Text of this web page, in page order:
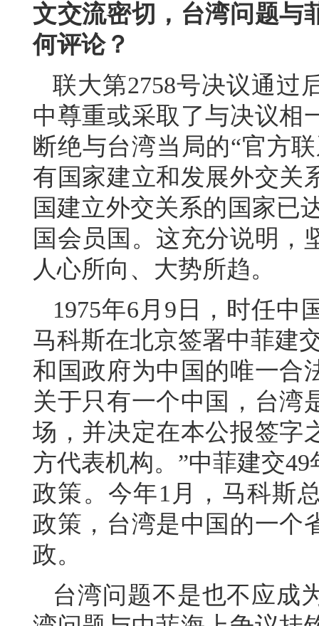
文交流密切，台湾问题与
何评论？
联大第2758号决议通过
中尊重或采取了与决议相
断绝与台湾当局的“官方
有国家建立和发展外交关
国建立外交关系的国家已
国会员国。这充分说明，
人心所向、大势所趋。
1975年6月9日，时任中
马科斯在北京签署中菲建
和国政府为中国的唯一合
关于只有一个中国，台湾
场，并决定在本公报签字
方代表机构。”中菲建交
政策。今年1月，马科斯
政策，台湾是中国的一个
政。
台湾问题不是也不应成